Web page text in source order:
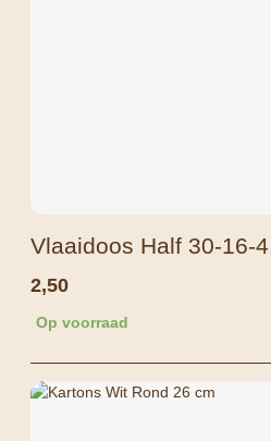
Vlaaidoos Half 30-16-
2,50
Op voorraad